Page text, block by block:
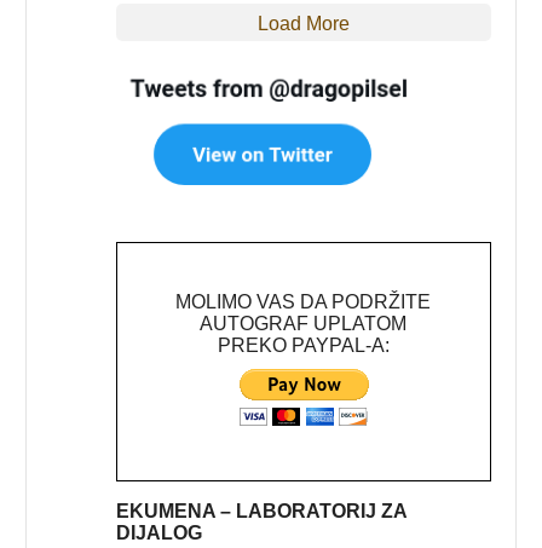
Load More
MOLIMO VAS DA PODRŽITE
AUTOGRAF UPLATOM
PREKO PAYPAL-A:
EKUMENA – LABORATORIJ ZA
DIJALOG